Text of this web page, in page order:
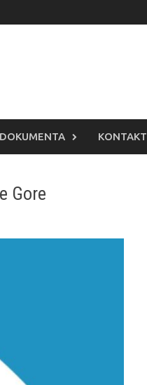
DOKUMENTA KONTAKT
Gore